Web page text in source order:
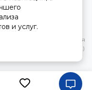
и услуг, носит
условиях не является
Статьи 437(2)
и услуг.